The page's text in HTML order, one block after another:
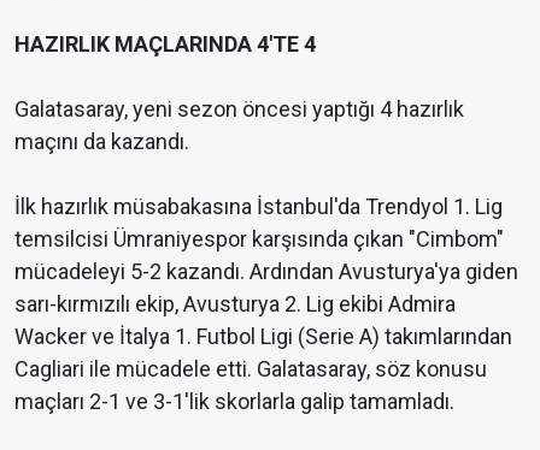
HAZIRLIK MAÇLARINDA 4'TE 4
Galatasaray, yeni sezon öncesi yaptığı 4 hazırlık
maçını da kazandı.
İlk hazırlık müsabakasına İstanbul'da Trendyol 1. Lig
temsilcisi Ümraniyespor karşısında çıkan "Cimbom"
mücadeleyi 5-2 kazandı. Ardından Avusturya'ya giden
sarı-kırmızılı ekip, Avusturya 2. Lig ekibi Admira
Wacker ve İtalya 1. Futbol Ligi (Serie A) takımlarından
Cagliari ile mücadele etti. Galatasaray, söz konusu
maçları 2-1 ve 3-1'lik skorlarla galip tamamladı.